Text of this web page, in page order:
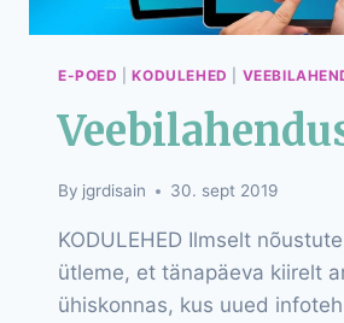
E-POED |KODULEHED
By jgrdisain 30. sept 2019
KODULEHED Ilmselt
ütleme, et tänapäeva kiirelt
ühiskonnas, kus uued